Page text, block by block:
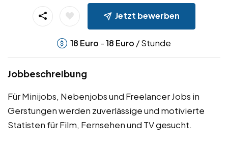
Jetzt bewerben
18 Euro -18 Euro / Stunde
Jobbeschreibung
Für Minijobs, Nebenjobs und Freelancer Jobs in
Gerstungen werden zuverlässige und motivierte
Statisten für Film, Fernsehen und TV gesucht.